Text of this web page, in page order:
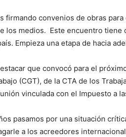
firmando convenios de obras
los medios. Este encuentro tiene
Empieza una etapa de hacia
que convocó para el
(CGT), de la CTA de los
vinculada con el Impuesto a
pasamos por una situación
a los acreedores